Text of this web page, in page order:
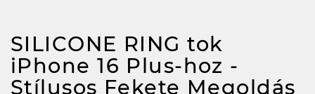
SILICONE RING tok
iPhone 16 Plus-hoz -
Stílusos Fekete Megoldás